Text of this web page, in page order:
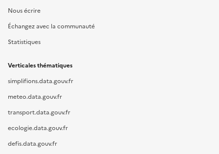
Nous écrire
Échangez avec la communauté
Statistiques
Verticales thématiques
simplifions.data.gouv.fr
meteo.data.gouv.fr
transport.data.gouv.fr
ecologie.data.gouv.fr
defis.data.gouv.fr